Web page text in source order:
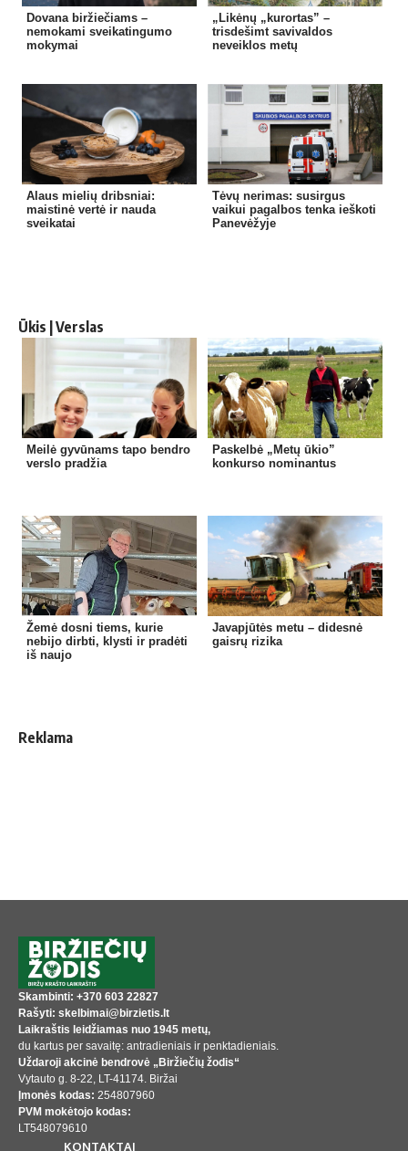
Dovana biržiečiams –
nemokami sveikatingumo
mokymai
„Likėnų „kurortas” –
trisdešimt savivaldos
neveiklos metų
Alaus mielių dribsniai:
maistinė vertė ir nauda
sveikatai
Tėvų nerimas: susirgus
vaikui pagalbos tenka ieškoti
Panevėžyje
Ūkis | Verslas
Meilė gyvūnams tapo bendro
verslo pradžia
Paskelbė „Metų ūkio”
konkurso nominantus
Žemė dosni tiems, kurie
nebijo dirbti, klysti ir pradėti
iš naujo
Javapjūtės metu – didesnė
gaisrų rizika
Reklama
Skambinti: +370 603 22827
Rašyti: skelbimai@birzietis.lt
Laikraštis leidžiamas nuo 1945 metų,
du kartus per savaitę: antradieniais ir penktadieniais.
Uždaroji akcinė bendrovė „Biržiečių žodis“
Vytauto g. 8-22, LT-41174. Biržai
Įmonės kodas: 254807960
PVM mokėtojo kodas:
LT548079610
KONTAKTAI